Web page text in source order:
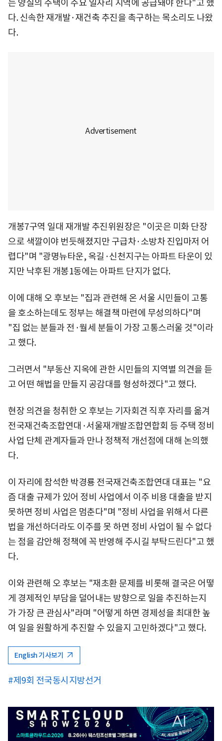
는 양질의 주택이 주요 일자리 지역에 공급돼야 한다"고 했
다. 신속한 재개발·재건축 추진을 촉구하는 목소리도 나왔
다.
개봉7구역 일대 재개발 추진위원장은 "이곳은 미화 단장
으로 색깔이야 번듯해졌지만 구급차·소방차 진입마저 어
렵다"며 "광명뉴타운, 옥길·신천지구는 아파트 타운이 있
지만 낙후된 개봉1동에는 아파트 단지가 없다.
이에 대해 오 후보는 "집과 관련해 온 서울 시민들이 고통
을 호소하는데도 정부는 해결책 마련에 무성의하다"며
"집 없는 분들과 전·월세 분들이 가장 고통스러울 것"이라
고 했다.
그러면서 "부동산 지옥에 관한 시민들의 지역별 의견을 듣
고 어떤 해법을 만들지 공감대를 형성하겠다"고 했다.
현장 의견을 청취한 오 후보는 기자회견 직후 자리를 옮겨
전국재건축조합연대·서울재개발조합연합회 등 주택 정비
사업 단체 관계자들과 만나 정책적 개선점에 대해 논의했
다.
이 자리에 참석한 박경룡 전국재건축조합연대 대표는 "요
즘 대출 규제가 있어 정비 사업에서 이주 비용 대출을 받지
못하면 정비 사업은 멈춘다"며 "정비 사업을 위해서 다른
법을 개선하더라도 이주를 못 하면 정비 사업이 될 수 없다
는 점을 감안해 정책에 꼭 반영해 주시길 부탁드린다"고 했
다.
이와 관련해 오 후보는 "재초환 문제를 비롯해 결국은 어떻
게 경제적인 부담을 덜어내는 방향으로 일을 추진하는지
가 가장 큰 관심사"라며 "어떻게 하면 경제성을 최대한 높
여 일을 원활하게 추진할 수 있을지 고민하겠다"고 했다.
English 기사보기
#제9회 전국동시지방선거